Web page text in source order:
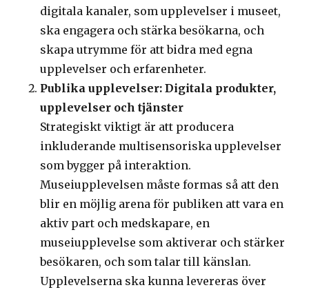
digitala kanaler, som upplevelser i museet,
ska engagera och stärka besökarna, och
skapa utrymme för att bidra med egna
upplevelser och erfarenheter.
Publika upplevelser: Digitala produkter,
upplevelser och tjänster
Strategiskt viktigt är att producera
inkluderande multisensoriska upplevelser
som bygger på interaktion.
Museiupplevelsen måste formas så att den
blir en möjlig arena för publiken att vara en
aktiv part och medskapare, en
museiupplevelse som aktiverar och stärker
besökaren, och som talar till känslan.
Upplevelserna ska kunna levereras över